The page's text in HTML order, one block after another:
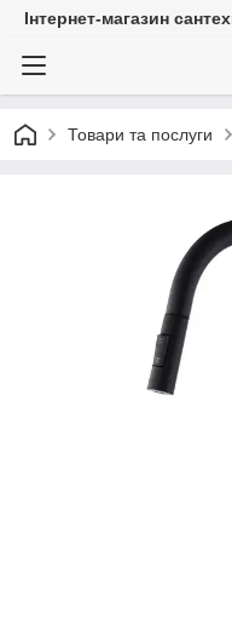
Інтернет-магазин
Товари та послуги